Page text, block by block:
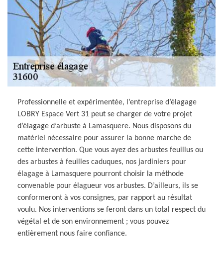
Professionnelle et expérimentée, l’entreprise d’élagage
LOBRY Espace Vert 31 peut se charger de votre projet
d’élagage d’arbuste à Lamasquere. Nous disposons du
matériel nécessaire pour assurer la bonne marche de
cette intervention. Que vous ayez des arbustes feuillus ou
des arbustes à feuilles caduques, nos jardiniers pour
élagage à Lamasquere pourront choisir la méthode
convenable pour élagueur vos arbustes. D’ailleurs, ils se
conformeront à vos consignes, par rapport au résultat
voulu. Nos interventions se feront dans un total respect du
végétal et de son environnement ; vous pouvez
entièrement nous faire confiance.